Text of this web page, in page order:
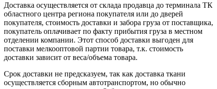
Доставка осуществляется от склада продавца до терминала ТК
областного центра региона покупателя или до дверей
покупателя, стоимость доставки и забора груза от поставщика,
покупатель оплачивает по факту прибытия груза в местном
отделении компании. Этот способ доставки выгоден для
поставки мелкооптовой партии товара, т.к. стоимость
доставки зависит от веса/объема товара.
Срок доставки не предсказуем, так как доставка ткани
осуществляется сборным автотранспортом, но обычно